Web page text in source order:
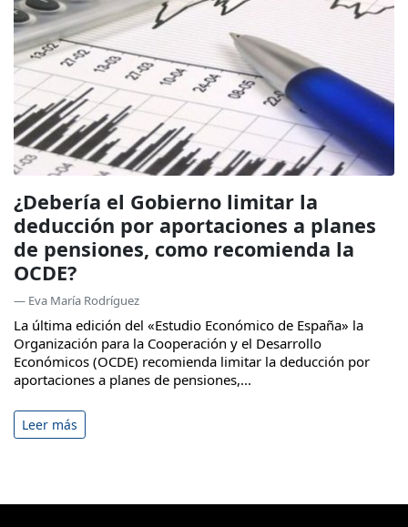
¿Debería el Gobierno limitar la
deducción por aportaciones a planes
de pensiones, como recomienda la
OCDE?
— Eva María Rodríguez
La última edición del «Estudio Económico de España» la
Organización para la Cooperación y el Desarrollo
Económicos (OCDE) recomienda limitar la deducción por
aportaciones a planes de pensiones,...
Leer más